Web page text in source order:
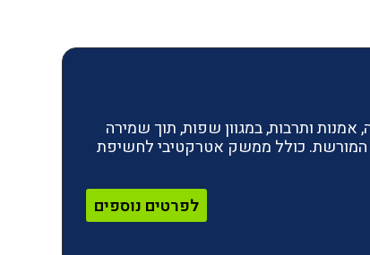
ותרבות, במגוון שפות, תוך שמירה
המורשת. כולל ממשק אטרקטיבי לחשיפת
לפרטים נוספים